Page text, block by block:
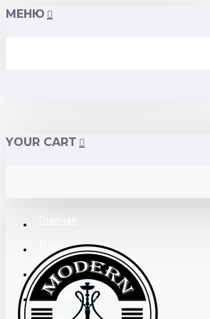
МЕНЮ
YOUR CART
Поставщикам
Доставка